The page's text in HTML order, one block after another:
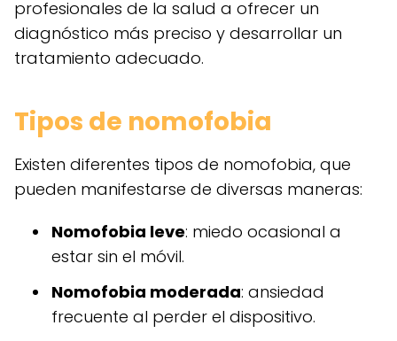
profesionales de la salud a ofrecer un
diagnóstico más preciso y desarrollar un
tratamiento adecuado.
Tipos de nomofobia
Existen diferentes tipos de nomofobia, que
pueden manifestarse de diversas maneras:
Nomofobia leve: miedo ocasional a
estar sin el móvil.
Nomofobia moderada: ansiedad
frecuente al perder el dispositivo.